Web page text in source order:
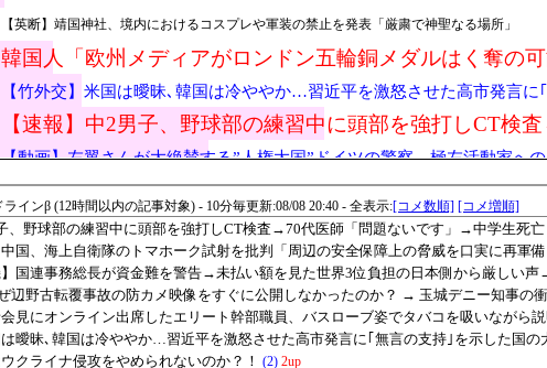
【英断】靖国神社、境内におけるコスプレや軍装の禁止を発表「厳粛で神聖なる場所」
韓国人「欧州メディアがロンドン五輪銅メダルはく奪の
接待をした疑い」
【竹外交】米国は曖昧､韓国は冷ややか…習近平を激怒させた高市発言
【速報】中2男子、野球部の練習中に頭部を強打しCT
「他人のCT画像みてました」
【動画】左翼さんが大絶賛する”人権大国”ドイツの警察、極左活動家
ｗｗｗｗｗｗ
「神聖なる場所です」靖国神社、境内におけるコスプレや軍装の禁止を発表
韓国人「開票所に他地域の投票用紙が混入…不正選挙では？」と騒然
【衝撃】韓国人「日本の宅配伝票、印刷じゃなかった」
甲子園出場校 猛暑と資金難に苦しむ [8/8]
【しつけぇｗ】中国、海上自衛隊のトマホーク試射を批
を加速している」
「私達が原爆ドーム前をあけ渡せば核戦争が始まってし